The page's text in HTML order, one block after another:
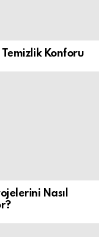
Temizlik Konforu
Nasıl